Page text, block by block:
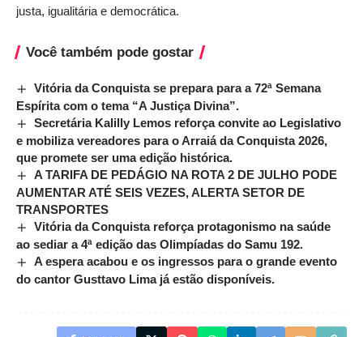
justa, igualitária e democrática.
Você também pode gostar
Vitória da Conquista se prepara para a 72ª Semana
Espírita com o tema “A Justiça Divina”.
Secretária Kalilly Lemos reforça convite ao Legislativo
e mobiliza vereadores para o Arraiá da Conquista 2026,
que promete ser uma edição histórica.
A TARIFA DE PEDÁGIO NA ROTA 2 DE JULHO PODE
AUMENTAR ATÉ SEIS VEZES, ALERTA SETOR DE
TRANSPORTES
Vitória da Conquista reforça protagonismo na saúde
ao sediar a 4ª edição das Olimpíadas do Samu 192.
A espera acabou e os ingressos para o grande evento
do cantor Gusttavo Lima já estão disponíveis.